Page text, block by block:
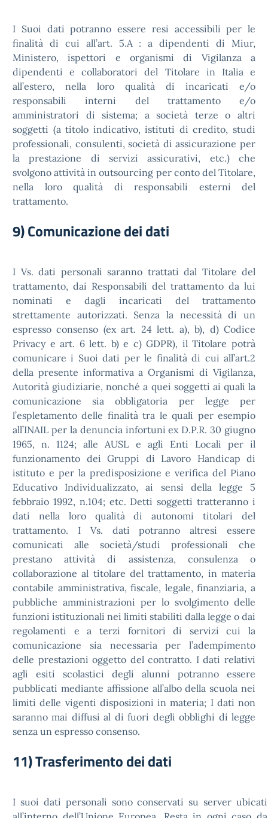
I Suoi dati potranno essere resi accessibili per le
finalità di cui all’art. 5.A : a dipendenti di Miur,
Ministero, ispettori e organismi di Vigilanza a
dipendenti e collaboratori del Titolare in Italia e
all’estero, nella loro qualità di incaricati e/o
responsabili interni del trattamento e/o
amministratori di sistema; a società terze o altri
soggetti (a titolo indicativo, istituti di credito, studi
professionali, consulenti, società di assicurazione per
la prestazione di servizi assicurativi, etc.) che
svolgono attività in outsourcing per conto del Titolare,
nella loro qualità di responsabili esterni del
trattamento.
9) Comunicazione dei dati
I Vs. dati personali saranno trattati dal Titolare del
trattamento, dai Responsabili del trattamento da lui
nominati e dagli incaricati del trattamento
strettamente autorizzati. Senza la necessità di un
espresso consenso (ex art. 24 lett. a), b), d) Codice
Privacy e art. 6 lett. b) e c) GDPR), il Titolare potrà
comunicare i Suoi dati per le finalità di cui all’art.2
della presente informativa a Organismi di Vigilanza,
Autorità giudiziarie, nonché a quei soggetti ai quali la
comunicazione sia obbligatoria per legge per
l’espletamento delle finalità tra le quali per esempio
all’INAIL per la denuncia infortuni ex D.P.R. 30 giugno
1965, n. 1124; alle AUSL e agli Enti Locali per il
funzionamento dei Gruppi di Lavoro Handicap di
istituto e per la predisposizione e verifica del Piano
Educativo Individualizzato, ai sensi della legge 5
febbraio 1992, n.104; etc. Detti soggetti tratteranno i
dati nella loro qualità di autonomi titolari del
trattamento. I Vs. dati potranno altresì essere
comunicati alle società/studi professionali che
prestano attività di assistenza, consulenza o
collaborazione al titolare del trattamento, in materia
contabile amministrativa, fiscale, legale, finanziaria, a
pubbliche amministrazioni per lo svolgimento delle
funzioni istituzionali nei limiti stabiliti dalla legge o dai
regolamenti e a terzi fornitori di servizi cui la
comunicazione sia necessaria per l’adempimento
delle prestazioni oggetto del contratto. I dati relativi
agli esiti scolastici degli alunni potranno essere
pubblicati mediante affissione all’albo della scuola nei
limiti delle vigenti disposizioni in materia; I dati non
saranno mai diffusi al di fuori degli obblighi di legge
senza un espresso consenso.
11) Trasferimento dei dati
I suoi dati personali sono conservati su server ubicati